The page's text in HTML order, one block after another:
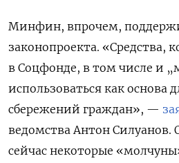
Минфин, впрочем,
законопроекта. «Средства,
в Соцфонде, в том числе и
использоваться как основа
сбережений граждан», —
ведомства Антон Силуанов.
сейчас некоторые